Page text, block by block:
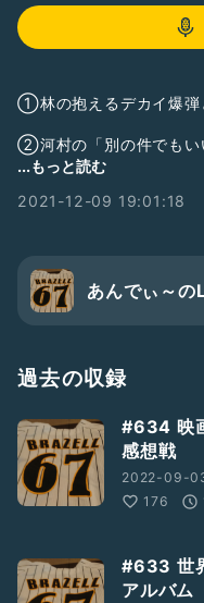
①林の抱えるデカイ爆弾
②河村の「別の件でもい
飛ばした女とは！？
⑤(おまけ)「しちはごじ
...もっと読む
2021-12-09 19:01:18
あんでぃ～
過去の収録
#634 映
感想戦
2022-09-
176
#633 世
アルバム